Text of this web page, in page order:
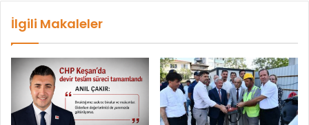
İlgili Makaleler